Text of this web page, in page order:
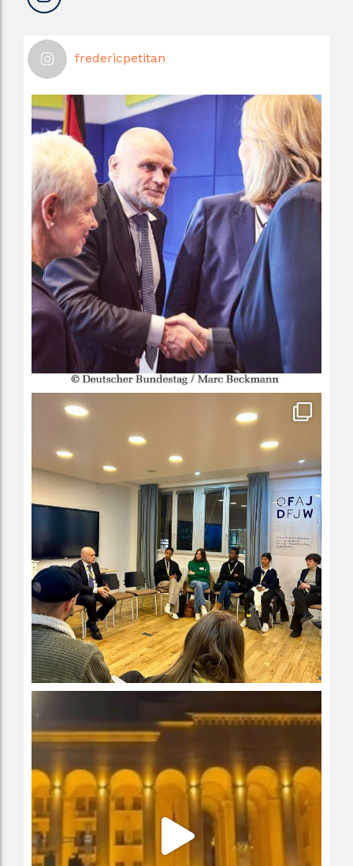
fredericpetitan